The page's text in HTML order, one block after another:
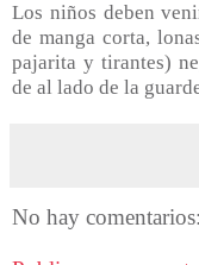
Los niños deben
de manga corta,
pajarita y tirantes)
de al lado de la
No hay comentarios: